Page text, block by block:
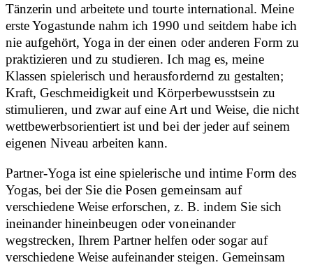
Tänzerin und arbeitete und tourte international. Meine
erste Yogastunde nahm ich 1990 und seitdem habe ich
nie aufgehört, Yoga in der einen oder anderen Form zu
praktizieren und zu studieren. Ich mag es, meine
Klassen spielerisch und herausfordernd zu gestalten;
Kraft, Geschmeidigkeit und Körperbewusstsein zu
stimulieren, und zwar auf eine Art und Weise, die nicht
wettbewerbsorientiert ist und bei der jeder auf seinem
eigenen Niveau arbeiten kann.
Partner-Yoga ist eine spielerische und intime Form des
Yogas, bei der Sie die Posen gemeinsam auf
verschiedene Weise erforschen, z. B. indem Sie sich
ineinander hineinbeugen oder voneinander
wegstrecken, Ihrem Partner helfen oder sogar auf
verschiedene Weise aufeinander steigen. Gemeinsam